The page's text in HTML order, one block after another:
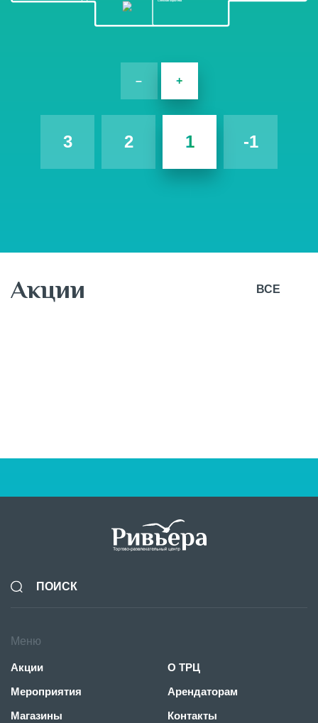
Снежная королева
– +
3 2 1 -1
Акции ВСЕ
Меню
Акции
Мероприятия
Магазины
О ТРЦ
Арендаторам
Контакты